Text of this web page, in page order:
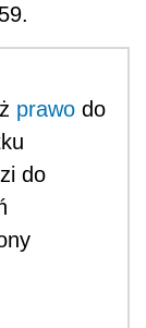
prawo do
do